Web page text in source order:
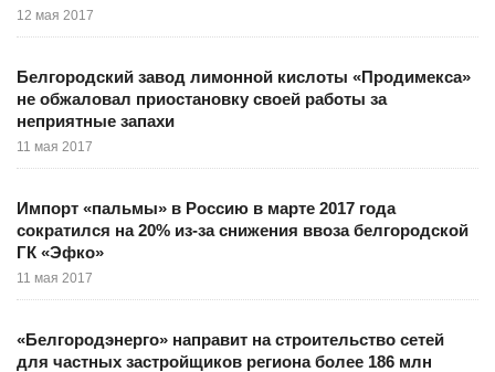
12 мая 2017
Белгородский завод лимонной кислоты «Продимекса»
не обжаловал приостановку своей работы за
неприятные запахи
11 мая 2017
Импорт «пальмы» в Россию в марте 2017 года
сократился на 20% из-за снижения ввоза белгородской
ГК «Эфко»
11 мая 2017
«Белгородэнерго» направит на строительство сетей
для частных застройщиков региона более 186 млн